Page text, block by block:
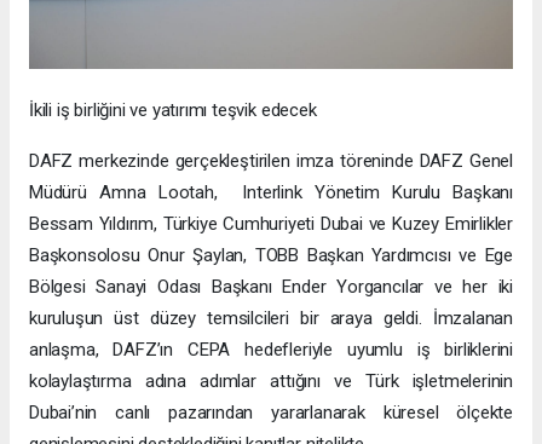
İkili iş birliğini ve yatırımı teşvik edecek
DAFZ merkezinde gerçekleştirilen imza töreninde DAFZ Genel
Müdürü Amna Lootah, Interlink Yönetim Kurulu Başkanı
Bessam Yıldırım, Türkiye Cumhuriyeti Dubai ve Kuzey Emirlikler
Başkonsolosu Onur Şaylan, TOBB Başkan Yardımcısı ve Ege
Bölgesi Sanayi Odası Başkanı Ender Yorgancılar ve her iki
kuruluşun üst düzey temsilcileri bir araya geldi. İmzalanan
anlaşma, DAFZ’ın CEPA hedefleriyle uyumlu iş birliklerini
kolaylaştırma adına adımlar attığını ve Türk işletmelerinin
Dubai’nin canlı pazarından yararlanarak küresel ölçekte